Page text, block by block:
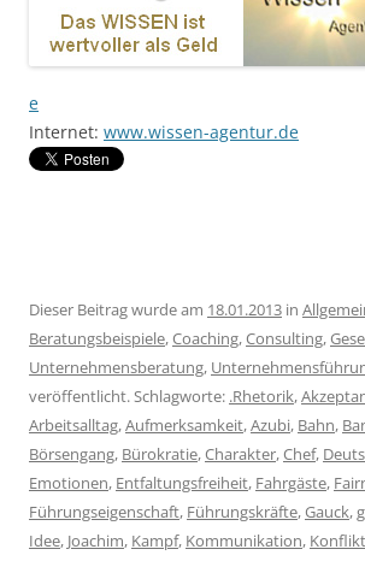
e
Internet: www.wissen-agentur.de
Dieser Beitrag wurde am 18.01.2013 in
Beratungsbeispiele,Coaching,Consulting,
Unternehmensberatung,
veröffentlicht. Schlagworte: .Rhetorik,
Arbeitsalltag,Aufmerksamkeit,Azubi, Bahn,
Börsengang, Bürokratie,Charakter,Chef,
Emotionen, Entfaltungsfreiheit, Fahrgäste,
Führungseigenschaft, Führungskräfte,Gauck,
Idee, Joachim, Kampf, Kommunikation,